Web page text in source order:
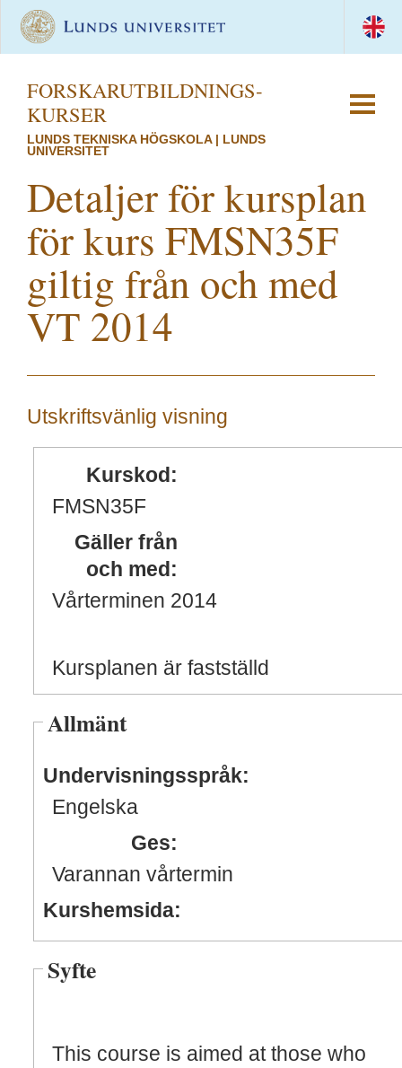
FORSKAR­UTBILDNINGS­
KURSER
LUNDS TEKNISKA HÖGSKOLA | LUNDS
UNIVERSITET
Detaljer för kursplan
för kurs FMSN35F
giltig från och med
VT 2014
Utskriftsvänlig visning
Kurskod:
FMSN35F
Gäller från
och med:
Vårterminen 2014
Kursplanen är fastställd
Allmänt
Undervisningsspråk:
Engelska
Ges:
Varannan vårtermin
Kurshemsida:
Syfte
This course is aimed at those who